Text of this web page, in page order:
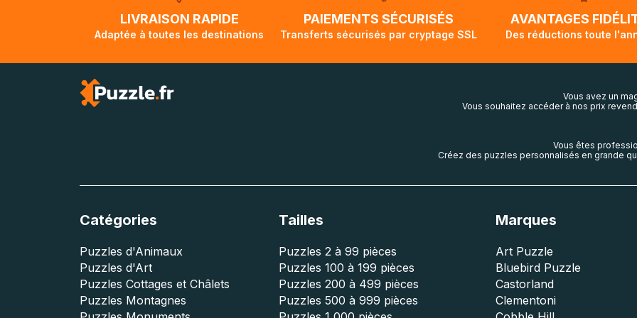
lorsque votre colis aura touché terre.
LIVRAISON RAPIDE
Adaptée à toutes les destinations
PAIEMENTS SÉCURISÉS
Transferts sécurisés par cryptage SSL
AVANTAGES
Des réductions toute
Vous avez un
Vous souhaitez accéder à nos prix
Vous êtes
Créez des puzzles personnalisés en grande
Catégories
Puzzles d'Animaux
Puzzles d'Art
Puzzles Cottages et Châlets
Puzzles Montagnes
Tailles
Puzzles 2 à 99 pièces
Puzzles 100 à 199 pièces
Puzzles 200 à 499 pièces
Puzzles 500 à 999 pièces
Marques
Art Puzzle
Bluebird Puzzle
Castorland
Clementoni